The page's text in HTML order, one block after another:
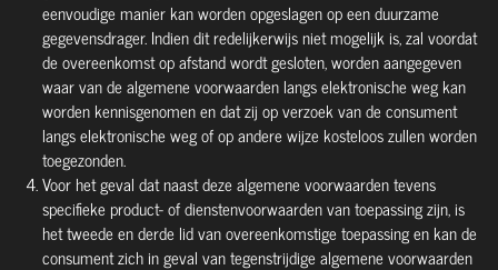
eenvoudige manier kan worden opgeslagen op een duurzame
gegevensdrager. Indien dit redelijkerwijs niet mogelijk is, zal voordat
de overeenkomst op afstand wordt gesloten, worden aangegeven
waar van de algemene voorwaarden langs elektronische weg kan
worden kennisgenomen en dat zij op verzoek van de consument
langs elektronische weg of op andere wijze kosteloos zullen worden
toegezonden.
Voor het geval dat naast deze algemene voorwaarden tevens
specifieke product- of dienstenvoorwaarden van toepassing zijn, is
het tweede en derde lid van overeenkomstige toepassing en kan de
consument zich in geval van tegenstrijdige algemene voorwaarden